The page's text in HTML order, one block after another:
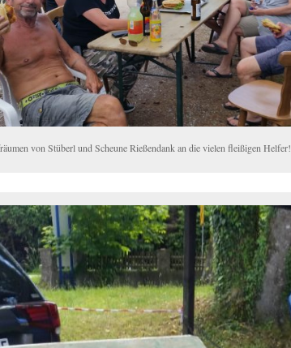
von Stüberl und Scheune Rießendank an die vielen fleißigen Helfer!